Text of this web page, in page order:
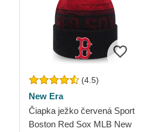
(4.5)
New Era
Čiapka ježko červená Sport
Boston Red Sox MLB New